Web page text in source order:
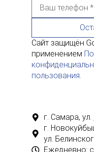
Сайт защищён
применением
пользования.
г. Самара,
г.
ул.
Ежедневно: